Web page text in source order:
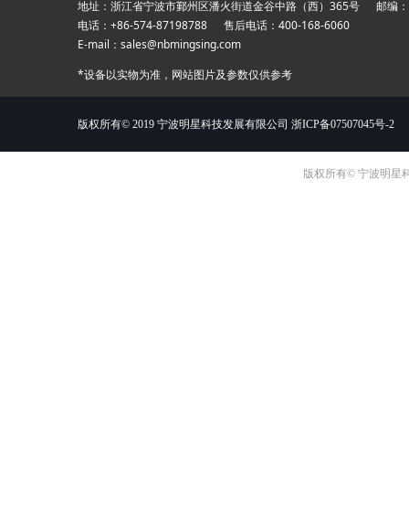
地址：浙江省宁波市鄞州区潘火街道金谷中路（西）365号 邮编
电话：+86-574-87198788 售后电话：400-
E-mail：sales@nbmingsing.com
*设备以实物为准，网站图片及参数仅供参考
版权所有© 2019 宁波明星科技发展有限公司 浙ICP备07507045号-2
版权所有© 宁波明星